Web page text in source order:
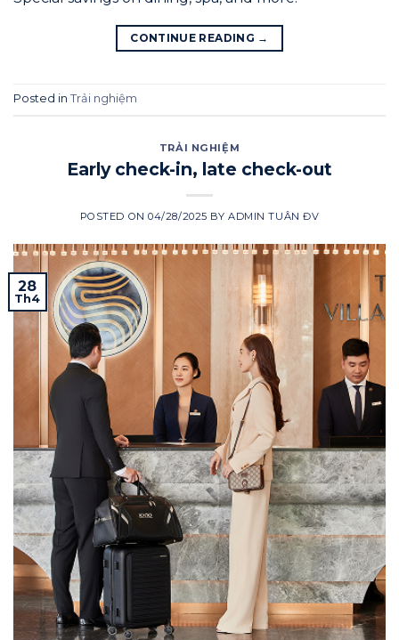
CONTINUE READING →
Posted in Trải nghiệm
TRẢI NGHIỆM
Early check-in, late check-out
POSTED ON04/28/2025 BYADMIN TUÂN ĐV
28
Th4